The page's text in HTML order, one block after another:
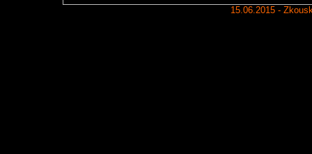
15.06.2015 -